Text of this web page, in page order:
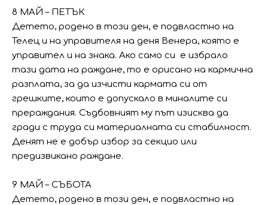
8 МАЙ – ПЕТЪК
Детето, родено в този ден, е подвластно на
Телец и на управителя на деня Венера, която е
управител и на знака. Ако само си е избрало
тази дата на раждане, то е орисано на кармична
разплата, за да изчисти кармата си от
грешките, които е допускало в миналите си
прераждания. Съдбовният му път изисква да
гради с труда си материалната си стабилност.
Денят не е добър избор за секцио или
предизвикано раждане.
9 МАЙ – СЪБОТА
Детето, родено в този ден, е подвластно на